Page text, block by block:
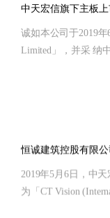
中天宏信旗下主板
诚如本公司于2019年
Limited」，并采 纳
恒诚建筑控股有限
2019年5月6日，中
为「CT Vision